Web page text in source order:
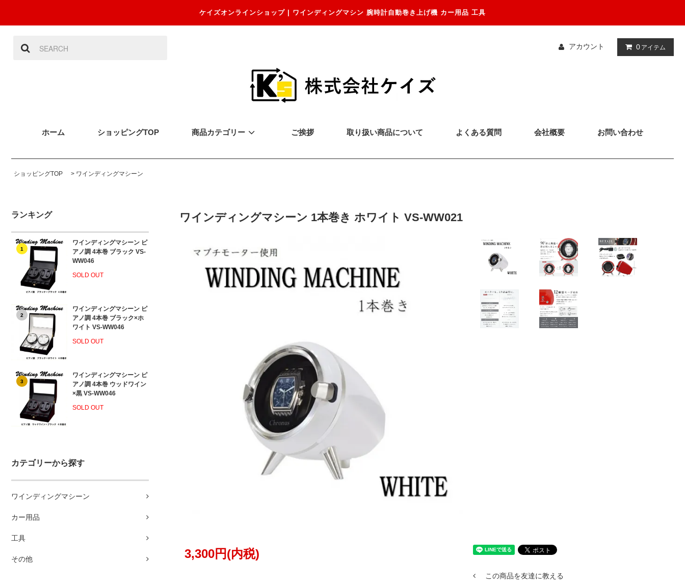
ケイズオンラインショップ | ワインディングマシン 腕時計自動巻き上げ機 カー用品 工具
アカウント 0 アイテム
ホーム ショッピングTOP 商品カテゴリー ご挨拶 取り扱い商品について よくある質問 会社概要 お問い合わせ
ショッピングTOP > ワインディングマシーン
ランキング
1
ワインディングマシーン ピ
アノ調 4本巻 ブラック VS-
WW046
SOLD OUT
2
ワインディングマシーン ピ
アノ調 4本巻 ブラック×ホ
ワイト VS-WW046
SOLD OUT
3
ワインディングマシーン ピ
アノ調 4本巻 ウッドワイン
×黒 VS-WW046
SOLD OUT
カテゴリーから探す
ワインディングマシーン
カー用品
工具
その他
ワインディングマシーン 1本巻き ホワイト VS-WW021
3,300円(内税)
この商品を友達に教える